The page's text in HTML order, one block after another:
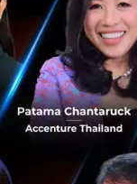
ดาห์หลังฉีดเข็มแ
19